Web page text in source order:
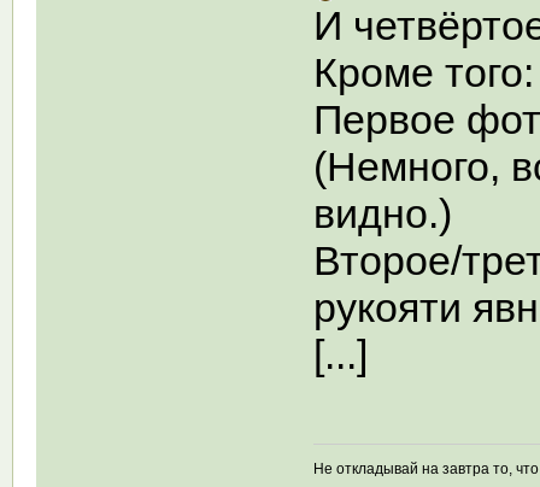
И
Кроме того:
Первое
(Немного,
видно.)
Второе/
рукояти
[...]
Не откладывай на завтра то,